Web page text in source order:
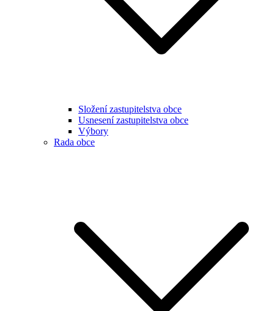
Složení zastupitelstva obce
Usnesení zastupitelstva obce
Výbory
Rada obce